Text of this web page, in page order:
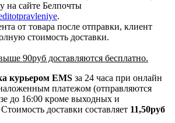
на сайте Белпочты
.
от товара после отправки, клиент
стоимость доставки.
90руб доставляются бесплатно.
курьером EMS за 24 часа при онлайн
платежом (отправляются
до 16:00 кроме выходных и
доставки составляет 11,50руб